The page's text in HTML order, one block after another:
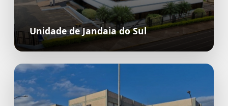
Unidade de Jandaia do Sul